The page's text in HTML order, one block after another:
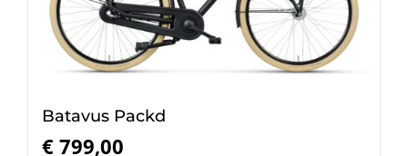
Batavus Packd
€ 799,00